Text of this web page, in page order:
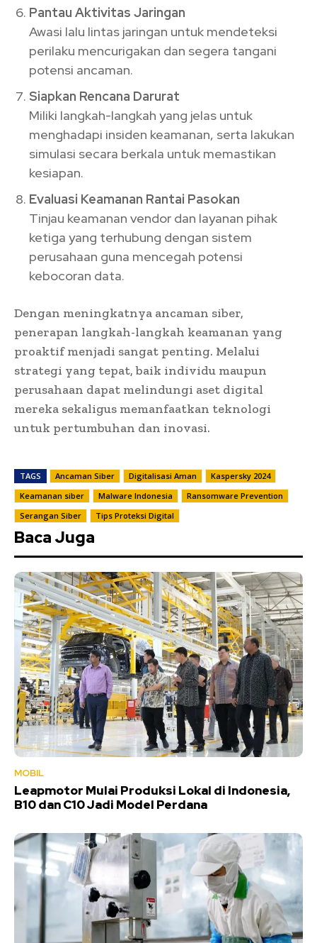
Pantau Aktivitas Jaringan
Awasi lalu lintas jaringan untuk mendeteksi
perilaku mencurigakan dan segera tangani
potensi ancaman.
Siapkan Rencana Darurat
Miliki langkah-langkah yang jelas untuk
menghadapi insiden keamanan, serta lakukan
simulasi secara berkala untuk memastikan
kesiapan.
Evaluasi Keamanan Rantai Pasokan
Tinjau keamanan vendor dan layanan pihak
ketiga yang terhubung dengan sistem
perusahaan guna mencegah potensi
kebocoran data.
Dengan meningkatnya ancaman siber,
penerapan langkah-langkah keamanan yang
proaktif menjadi sangat penting. Melalui
strategi yang tepat, baik individu maupun
perusahaan dapat melindungi aset digital
mereka sekaligus memanfaatkan teknologi
untuk pertumbuhan dan inovasi.
TAGS Ancaman Siber Digitalisasi Aman
Kaspersky 2024
Keamanan siber
Malware Indonesia
Ransomware Prevention
Serangan Siber
Tips Proteksi Digital
Baca Juga
MOBIL
Leapmotor Mulai Produksi Lokal di Indonesia,
B10 dan C10 Jadi Model Perdana